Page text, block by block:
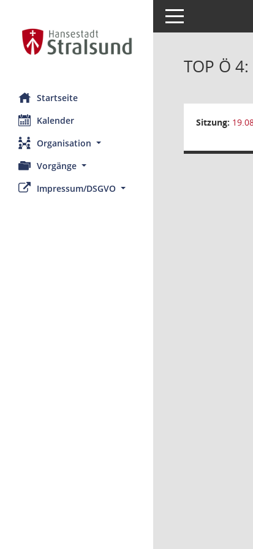
Startseite
Kalender
Organisation
Vorgänge
Impressum/DSGVO
Toggle navigation
TOP Ö
Sitzung: